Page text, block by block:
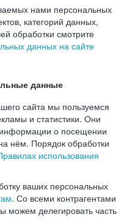
нами персональных
категорий данных,
обработки смотрите
данных на сайте
данные
сайта мы пользуемся
и статистики. Они
информации о посещении
нём. Порядок обработки
использования
ваших персональных
. Со всеми контрагентами
можем делегировать часть